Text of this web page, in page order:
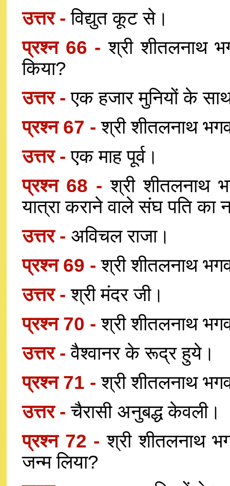
उत्तर -विद्युत कूट से।
प्रश्न 66 -श्री शीतलनाथ
किया?
उत्तर -एक हजार मुनियों के
प्रश्न 67 -श्री शीतलनाथ
उत्तर -एक माह पूर्व।
प्रश्न 68 -श्री शीतलनाथ
यात्रा कराने वाले संघ पति का
उत्तर - अविचल राजा।
प्रश्न 69 -श्री शीतलनाथ
उत्तर -श्री मंदर जी।
प्रश्न 70 -श्री शीतलनाथ
उत्तर -वैश्वानर के रूद्र हुये।
प्रश्न 71 -श्री शीतलनाथ
उत्तर -चैरासी अनुबद्ध केवली।
प्रश्न 72 -श्री शीतलनाथ
जन्म लिया?